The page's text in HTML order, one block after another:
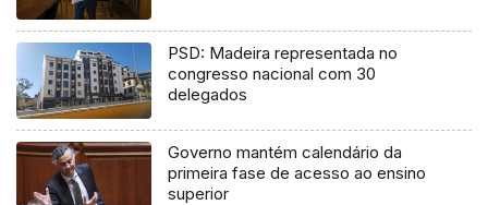
PSD: Madeira representada no
congresso nacional com 30
delegados
Governo mantém calendário da
primeira fase de acesso ao ensino
superior